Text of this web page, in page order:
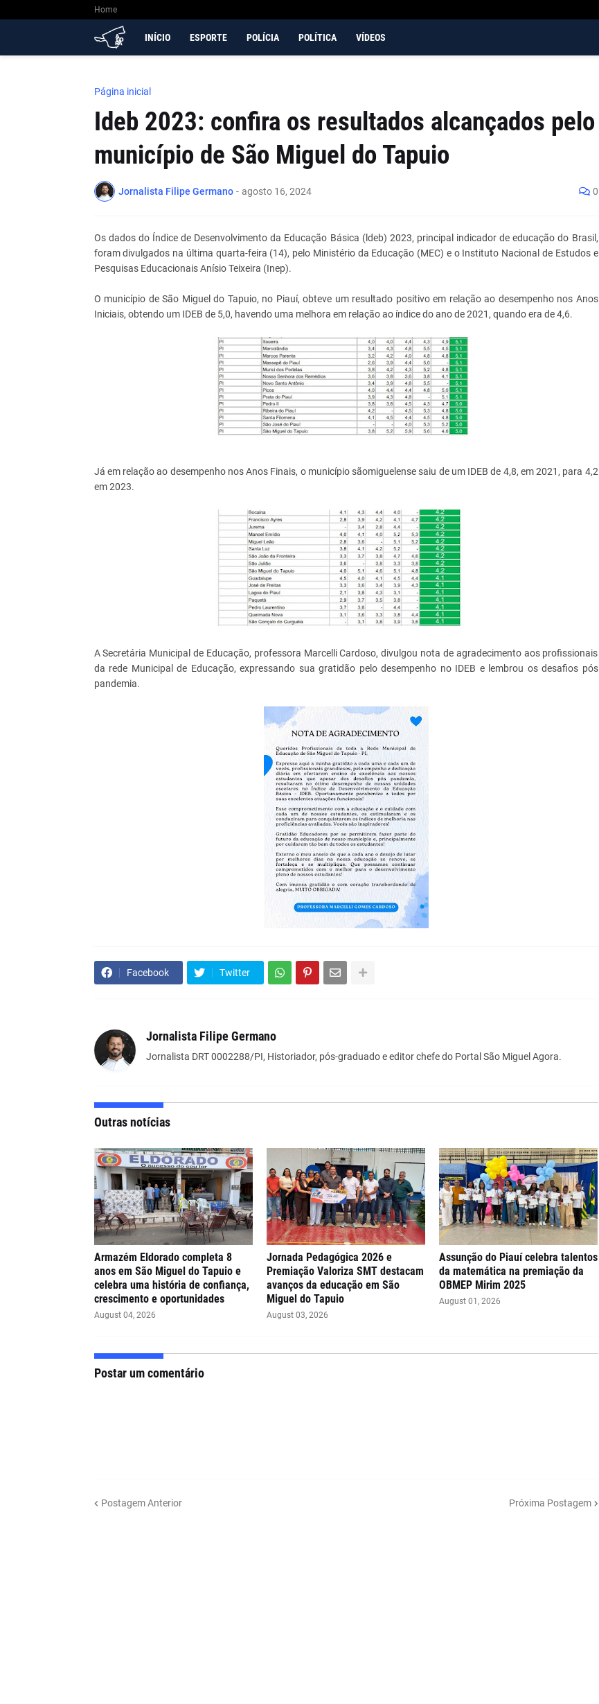
Home
INÍCIO ESPORTE POLÍCIA POLÍTICA VÍDEOS
Página inicial
Ideb 2023: confira os resultados alcançados pelo
município de São Miguel do Tapuio
Jornalista Filipe Germano - agosto 16, 2024 0
Os dados do Índice de Desenvolvimento da Educação Básica (ldeb) 2023, principal indicador de educação do Brasil,
foram divulgados na última quarta-feira (14), pelo Ministério da Educação (MEC) e o Instituto Nacional de Estudos e
Pesquisas Educacionais Anísio Teixeira (Inep).
O município de São Miguel do Tapuio, no Piauí, obteve um resultado positivo em relação ao desempenho nos Anos
Iniciais, obtendo um IDEB de 5,0, havendo uma melhora em relação ao índice do ano de 2021, quando era de 4,6.
Já em relação ao desempenho nos Anos Finais, o município sãomiguelense saiu de um IDEB de 4,8, em 2021, para 4,2
em 2023.
A Secretária Municipal de Educação, professora Marcelli Cardoso, divulgou nota de agradecimento aos profissionais
da rede Municipal de Educação, expressando sua gratidão pelo desempenho no IDEB e lembrou os desafios pós
pandemia.
Facebook Twitter
Jornalista Filipe Germano
Jornalista DRT 0002288/PI, Historiador, pós-graduado e editor chefe do Portal São Miguel Agora.
Outras notícias
Armazém Eldorado completa 8
anos em São Miguel do Tapuio e
celebra uma história de confiança,
crescimento e oportunidades
August 04, 2026
Jornada Pedagógica 2026 e
Premiação Valoriza SMT destacam
avanços da educação em São
Miguel do Tapuio
August 03, 2026
Assunção do Piauí celebra talentos
da matemática na premiação da
OBMEP Mirim 2025
August 01, 2026
Postar um comentário
Postagem Anterior Próxima Postagem